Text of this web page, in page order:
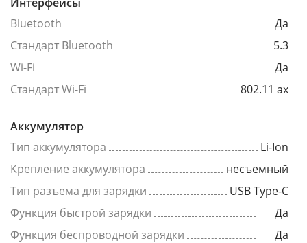
Bluetooth
Да
Стандарт Bluetooth
5.3
Wi-Fi
Да
Стандарт Wi-Fi
802.11 ax
Аккумулятор
Тип аккумулятора
Li-Ion
Крепление аккумулятора
несъемный
Тип разъема для зарядки
USB Type-C
Функция быстрой зарядки
Да
Функция беспроводной зарядки
Да